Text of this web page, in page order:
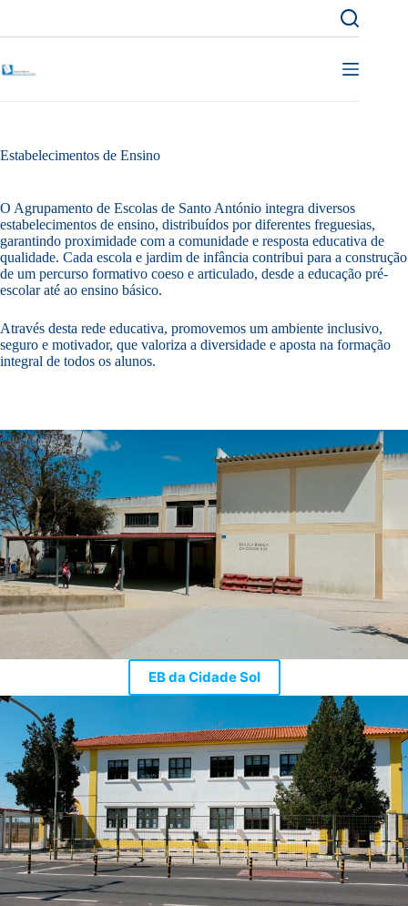
o
Estabelecimentos de Ensino
O Agrupamento de Escolas de Santo António integra diversos
estabelecimentos de ensino, distribuídos por diferentes freguesias,
garantindo proximidade com a comunidade e resposta educativa de
qualidade. Cada escola e jardim de infância contribui para a construção
de um percurso formativo coeso e articulado, desde a educação pré-
escolar até ao ensino básico.
Através desta rede educativa, promovemos um ambiente inclusivo,
seguro e motivador, que valoriza a diversidade e aposta na formação
integral de todos os alunos.
EB da Cidade Sol